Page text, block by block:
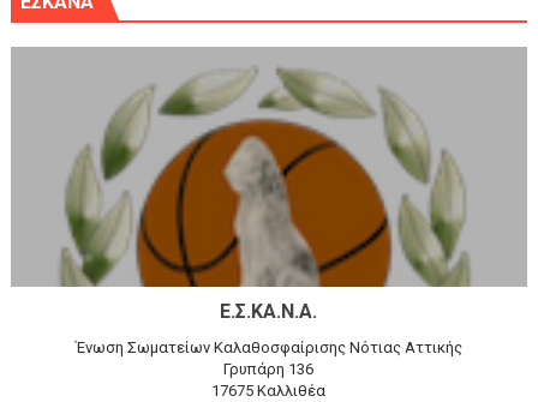
Ε.Σ.ΚΑ.Ν.Α.
Ένωση Σωματείων Καλαθοσφαίρισης Νότιας Αττικής
Γρυπάρη 136
17675 Καλλιθέα